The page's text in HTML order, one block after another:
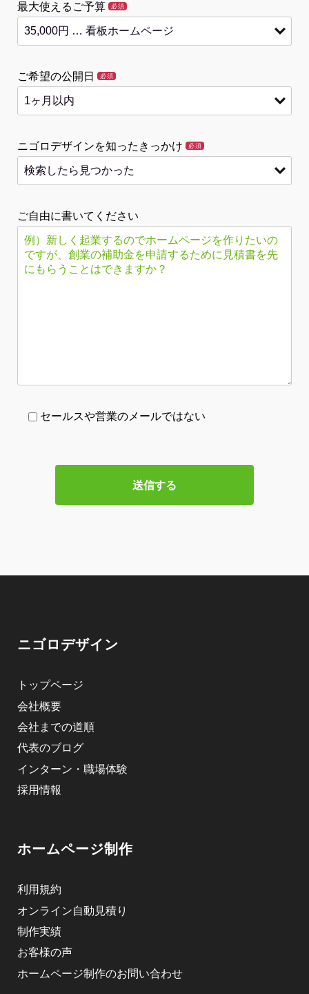
最大使えるご予算 必須
ご希望の公開日 必須
ニゴロデザインを知ったきっかけ 必須
ご自由に書いてください
セールスや営業のメールではない
ニゴロデザイン
トップページ
会社概要
会社までの道順
代表のブログ
インターン・職場体験
採用情報
ホームページ制作
利用規約
オンライン自動見積り
制作実績
お客様の声
ホームページ制作のお問い合わせ